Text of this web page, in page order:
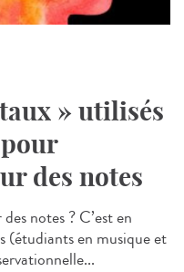
» utilisés
des notes
notes ? C’est en
(étudiants en musique et